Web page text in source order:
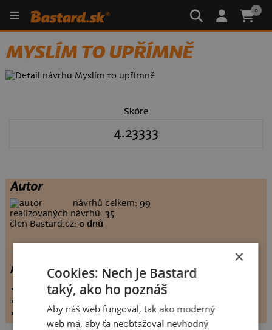
0
MYSLÍM TO UPŘÍMNĚ
Skóre
4.23333
Autor
návrhů celkem:99
realizovaných návrhů: 35
člen Bastard.cz:0 dnů
Myslím to upřímně
vystaveno dne: 6.6.2007
komentářů:0
×
Cookies: Nech je Bastard
taký, ako ho poznáš
Aby náš web fungoval, tak ako moderný
web má, aby ťa neobťažoval nevhodný